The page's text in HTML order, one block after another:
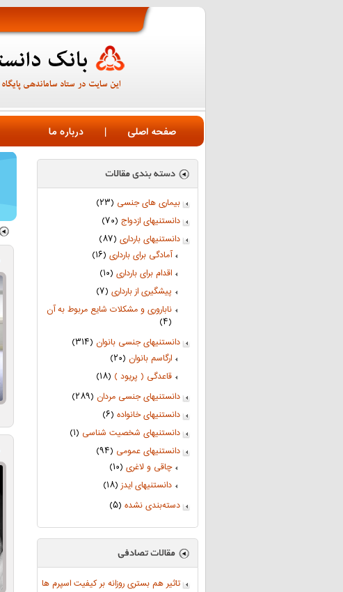
صفحه اصلی | درباره ما
بیماری های جنسی (۲۳)
دانستنیهای ازدواج (۷۰)
دانستنیهای بارداری (۸۷)
آمادگی برای بارداری (۱۶)
اقدام برای بارداری (۱۰)
پیشگیری از بارداری (۷)
ناباروری و مشکلات شایع مربوط به آن
(۴)
دانستنیهای جنسی بانوان (۳۱۴)
ارگاسم بانوان (۲۰)
قاعدگی ( پریود ) (۱۸)
دانستنیهای جنسی مردان (۲۸۹)
دانستنیهای خانواده (۶)
دانستنیهای شخصیت شناسی (۱)
دانستنیهای عمومی (۹۴)
چاقی و لاغری (۱۰)
دانستنیهای ایدز(۱۸)
دسته‌بندی نشده (۵)
تاثیر هم بستری روزانه بر کیفیت اسپرم ها